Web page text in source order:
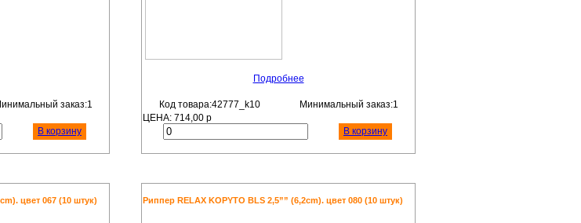
заказ:1
В корзину
Подробнее
Код товара:42777_k10
Минимальный заказ:1
ЦЕНА: 714,00 р
В корзину
цвет 067 (10 штук) Риппер RELAX KOPYTO BLS 2,5”” (6,2cm). цвет 080 (10 штук)